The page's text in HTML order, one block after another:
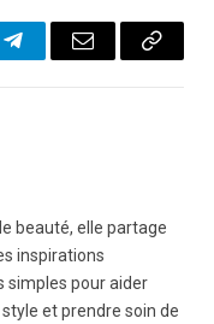
TelegramEmail
Copy
beauté, elle partage
inspirations
simples pour aider
et prendre soin de